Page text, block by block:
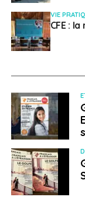
> Rightmove
immobiliers au
provenant
louer un
chambre), c’est
Astuce :
biens partent
> OpenRent
VIE
CFE :